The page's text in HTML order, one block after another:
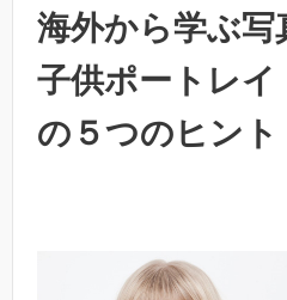
海外から学ぶ写
子供ポートレ
の５つのヒント